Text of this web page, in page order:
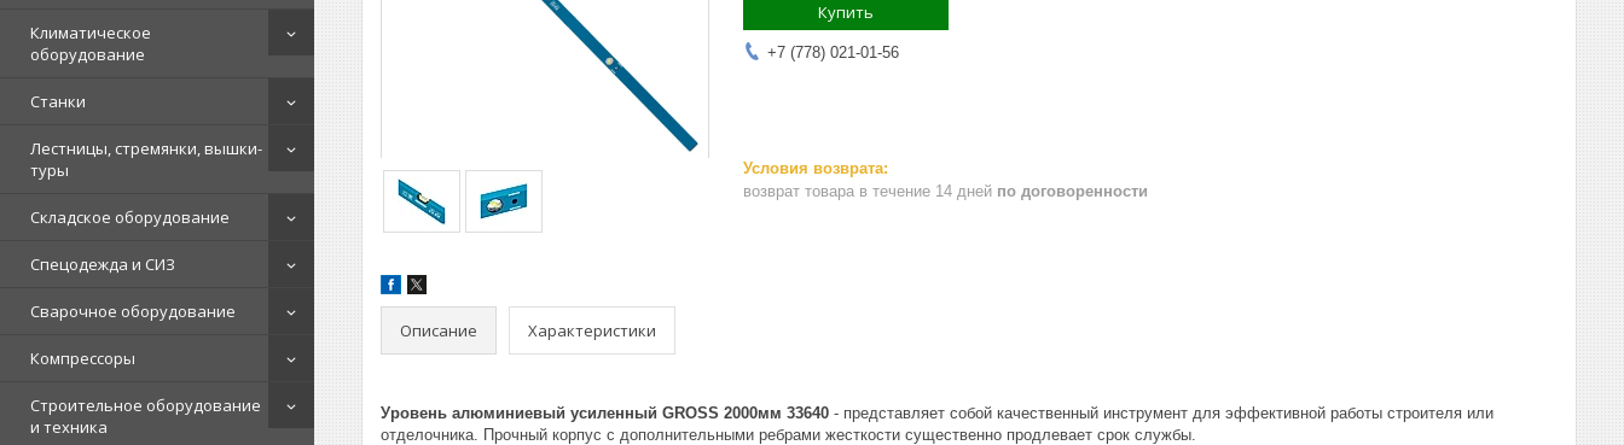
Климатическое
оборудование
Станки
Лестницы, стремянки, вышки-
туры
Складское оборудование
Спецодежда и СИЗ
Сварочное оборудование
Компрессоры
Строительное оборудование
и техника
Купить
+7 (778) 021-01-56
возврат товара в течение 14 дней по договоренности
Описание Характеристики
Уровень алюминиевый усиленный GROSS 2000мм 33640 - представляет собой качественный инструмент для эффективной работы строителя или
отделочника. Прочный корпус с дополнительными ребрами жесткости существенно продлевает срок службы.